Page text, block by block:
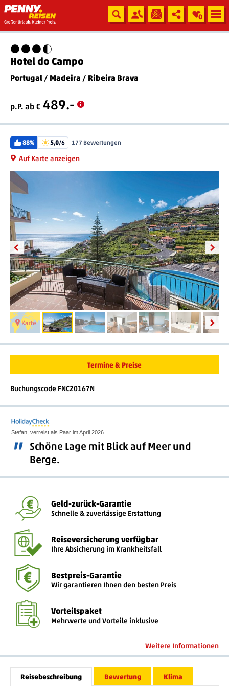
0
Hotel do Campo
Portugal / Madeira / Ribeira Brava
p.P. ab € 489.-
88% 5,0/6 177 Bewertungen
Auf Karte anzeigen
Termine & Preise
Buchungscode FNC20167N
Stefan, verreist als Paar im April 2026
” Schöne Lage mit Blick auf Meer und
Berge.
Geld-zurück-Garantie
Schnelle & zuverlässige Erstattung
Reiseversicherung verfügbar
Ihre Absicherung im Krankheitsfall
Bestpreis-Garantie
Wir garantieren Ihnen den besten Preis
Vorteilspaket
Mehrwerte und Vorteile inklusive
Weitere Informationen
Reisebeschreibung Bewertung Klima